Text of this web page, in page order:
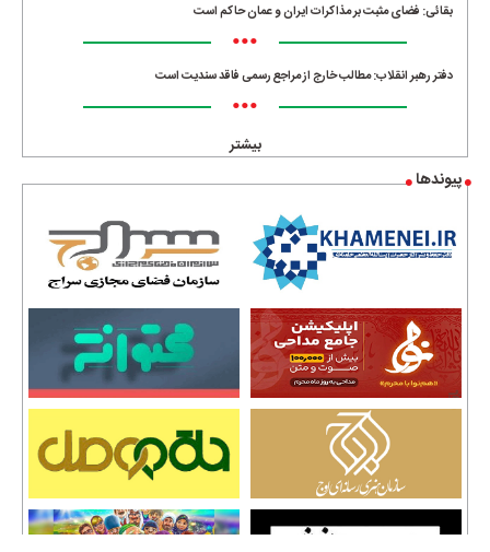
بقائی: فضای مثبت بر مذاکرات ایران و عمان حاکم است
•••
دفتر رهبر انقلاب: مطالب خارج از مراجع رسمی فاقد سندیت است
•••
بیشتر
پیوندها